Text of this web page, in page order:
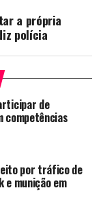
a própria
polícia
de
competências
por tráfico de
e munição em